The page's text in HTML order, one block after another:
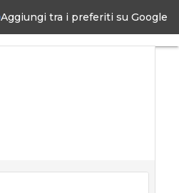
Aggiungi tra i preferiti su Google